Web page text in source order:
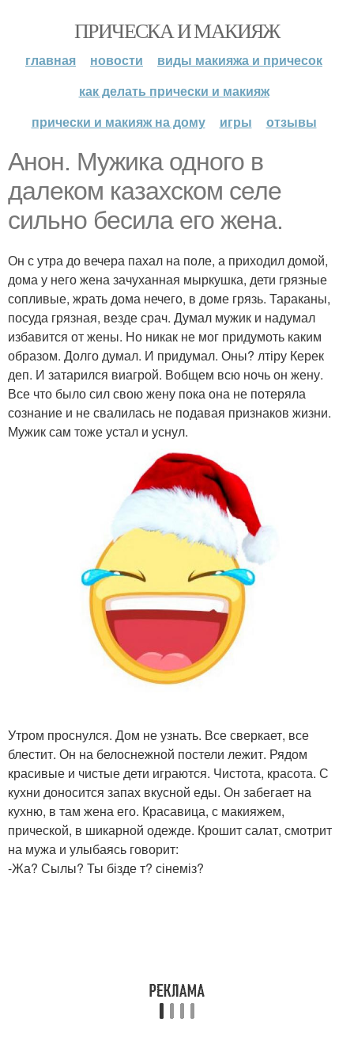
ПРИЧЕСКА И МАКИЯЖ
главная новости
виды макияжа и причесок
как делать прически и макияж
прически и макияж на дому
игры отзывы
Анон. Мужика одного в
далеком казахском селе
сильно бесила его жена.
Он с утра до вечера пахал на поле, а приходил домой,
дома у него жена зачуханная мыркушка, дети грязные
сопливые, жрать дома нечего, в доме грязь. Тараканы,
посуда грязная, везде срач. Думал мужик и надумал
избавится от жены. Но никак не мог придумоть каким
образом. Долго думал. И придумал. Оны? лтіру Керек
деп. И затарился виагрой. Вобщем всю ночь он жену.
Все что было сил свою жену пока она не потеряла
сознание и не свалилась не подавая признаков жизни.
Мужик сам тоже устал и уснул.
Утром проснулся. Дом не узнать. Все сверкает, все
блестит. Он на белоснежной постели лежит. Рядом
красивые и чистые дети играются. Чистота, красота. С
кухни доносится запах вкусной еды. Он забегает на
кухню, в там жена его. Красавица, с макияжем,
прической, в шикарной одежде. Крошит салат, смотрит
на мужа и улыбаясь говорит:
-Жа? Сылы? Ты бізде т? сінеміз?